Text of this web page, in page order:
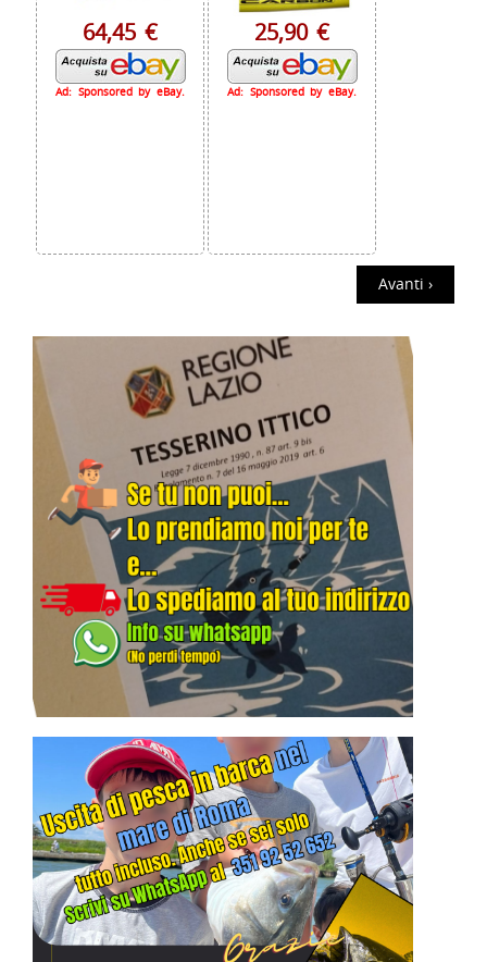
64,45 €
Ad: Sponsored by eBay.
25,90 €
Ad: Sponsored by eBay.
Avanti ›